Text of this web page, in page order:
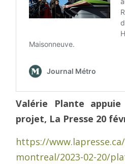
Valérie Plante
projet, La Presse 20
https://
montreal/2023-02-20/